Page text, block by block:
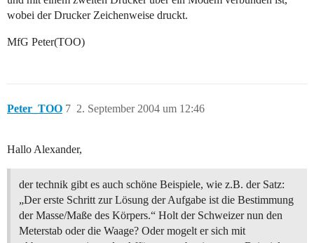
wobei der Drucker Zeichenweise druckt.
MfG Peter(TOO)
Peter_TOO 2. September 2004 um 12:46
7
Hallo Alexander,
der technik gibt es auch schöne Beispiele, wie z.B. der Satz:
„Der erste Schritt zur Lösung der Aufgabe ist die Bestimmung
der Masse/Maße des Körpers.“ Holt der Schweizer nun den
Meterstab oder die Waage? Oder mogelt er sich mit